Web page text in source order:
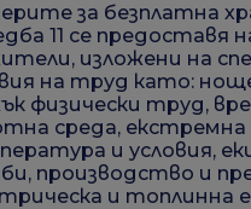
за безплатна
11 се предоставя
изложени на
на труд като:
физически труд,
среда, екстремна
и условия,
производство и
и топлинна